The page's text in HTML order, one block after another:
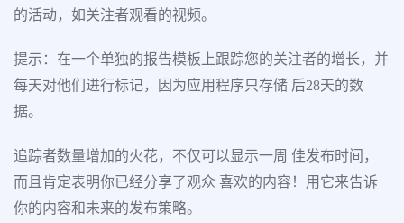
的活动，如关注者观看的视频。
提示：在一个单独的报告模板上跟踪您的关注者的增长，并
每天对他们进行标记，因为应用程序只存储 后28天的数
据。
追踪者数量增加的火花，不仅可以显示一周 佳发布时间，
而且肯定表明你已经分享了观众 喜欢的内容！用它来告诉
你的内容和未来的发布策略。